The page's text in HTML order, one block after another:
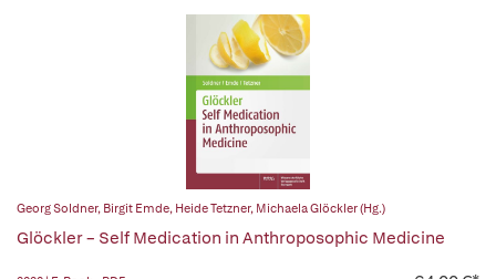
Georg Soldner, Birgit Emde, Heide Tetzner, Michaela Glöckler (Hg.)
Glöckler – Self Medication in Anthroposophic Medicine